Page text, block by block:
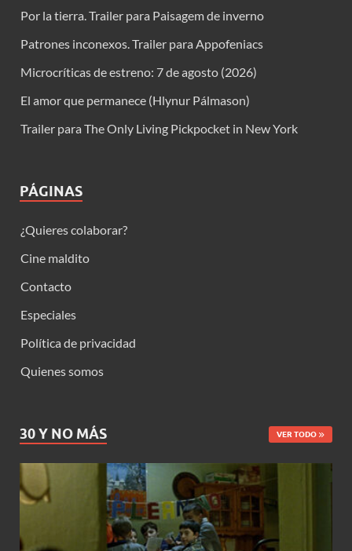
Por la tierra. Trailer para Paisagem de inverno
Patrones inconexos. Trailer para Appofeniacs
Microcríticas de estreno: 7 de agosto (2026)
El amor que permanece (Hlynur Pálmason)
Trailer para The Only Living Pickpocket in New York
PÁGINAS
¿Quieres colaborar?
Cine maldito
Contacto
Especiales
Política de privacidad
Quienes somos
30 Y NO MÁS VER TODO